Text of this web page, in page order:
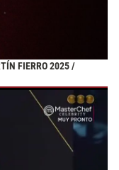
FIERRO 2025 /